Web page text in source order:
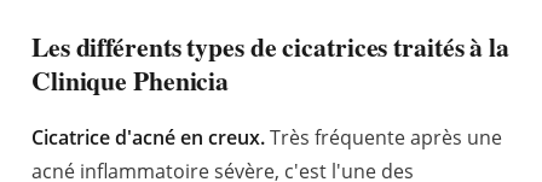
Les différents types de cicatrices traités à la
Clinique Phenicia
Cicatrice d'acné en creux.Très fréquente après une
acné inflammatoire sévère, c'est l'une des